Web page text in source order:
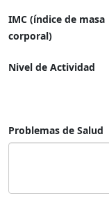
IMC (índice de masa
corporal)
Nivel de Actividad
Problemas de Salud